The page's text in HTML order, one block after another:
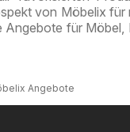
von Möbelix für
für Möbel,
Angebote